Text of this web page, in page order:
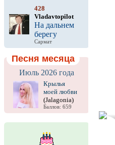
428
Vladavtopilot
На дальнем
берегу
Сармат
Песня месяца
Июль 2026 года
Крылья
моей любви
(Jalagonia)
Баллов: 659